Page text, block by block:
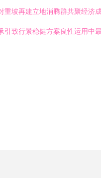
重坡再建立地消腾群共聚经济
引致行景稳健方案良性运用中